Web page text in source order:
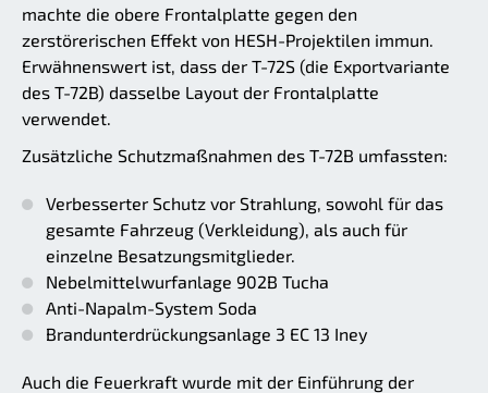
machte die obere Frontalplatte gegen den
zerstörerischen Effekt von HESH-Projektilen immun.
Erwähnenswert ist, dass der T-72S (die Exportvariante
des T-72B) dasselbe Layout der Frontalplatte
verwendet.
Zusätzliche Schutzmaßnahmen des T-72B umfassten:
Verbesserter Schutz vor Strahlung, sowohl für das
gesamte Fahrzeug (Verkleidung), als auch für
einzelne Besatzungsmitglieder.
Nebelmittelwurfanlage 902B Tucha
Anti-Napalm-System Soda
Brandunterdrückungsanlage 3 EC 13 Iney
Auch die Feuerkraft wurde mit der Einführung der